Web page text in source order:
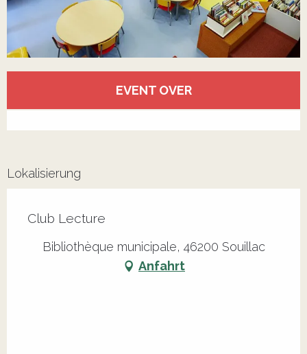
EVENT OVER
Lokalisierung
Club Lecture
Bibliothèque municipale, 46200 Souillac
Anfahrt